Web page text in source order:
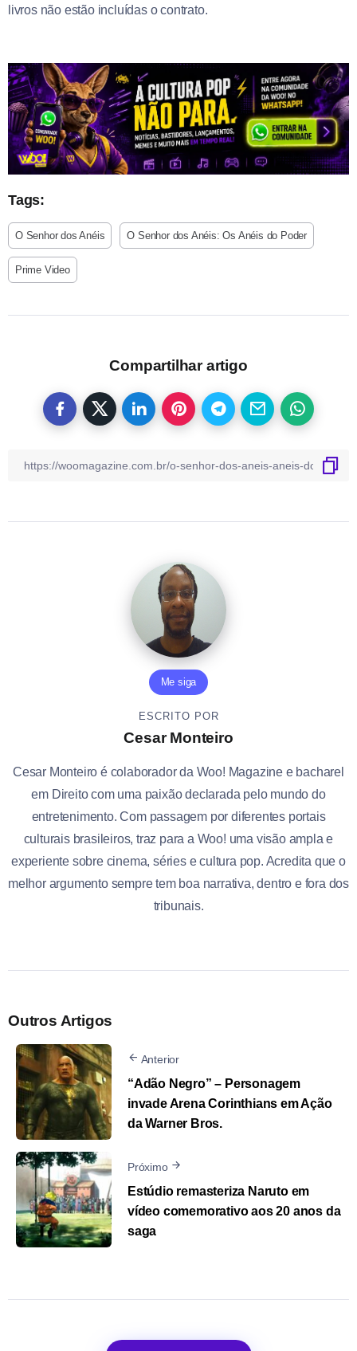
livros não estão incluídas o contrato.
Tags:
O Senhor dos Anéis O Senhor dos Anéis: Os Anéis do Poder
Prime Video
Compartilhar artigo
Me siga
ESCRITO POR
Cesar Monteiro
Cesar Monteiro é colaborador da Woo! Magazine e bacharel
em Direito com uma paixão declarada pelo mundo do
entretenimento. Com passagem por diferentes portais
culturais brasileiros, traz para a Woo! uma visão ampla e
experiente sobre cinema, séries e cultura pop. Acredita que o
melhor argumento sempre tem boa narrativa, dentro e fora dos
tribunais.
Outros Artigos
Anterior
“Adão Negro” – Personagem
invade Arena Corinthians em Ação
da Warner Bros.
Próximo
Estúdio remasteriza Naruto em
vídeo comemorativo aos 20 anos da
saga